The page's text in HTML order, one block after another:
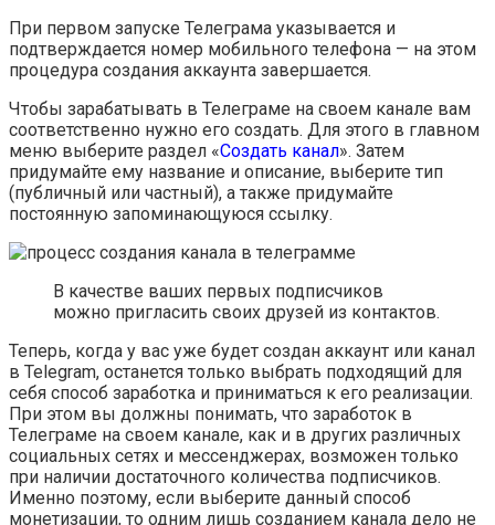
При первом запуске Телеграма указывается и
подтверждается номер мобильного телефона — на этом
процедура создания аккаунта завершается.
Чтобы зарабатывать в Телеграме на своем канале вам
соответственно нужно его создать. Для этого в главном
меню выберите раздел «Создать канал». Затем
придумайте ему название и описание, выберите тип
(публичный или частный), а также придумайте
постоянную запоминающуюся ссылку.
В качестве ваших первых подписчиков
можно пригласить своих друзей из контактов.
Теперь, когда у вас уже будет создан аккаунт или канал
в Telegram, останется только выбрать подходящий для
себя способ заработка и приниматься к его реализации.
При этом вы должны понимать, что заработок в
Телеграме на своем канале, как и в других различных
социальных сетях и мессенджерах, возможен только
при наличии достаточного количества подписчиков.
Именно поэтому, если выберите данный способ
монетизации, то одним лишь созданием канала дело не